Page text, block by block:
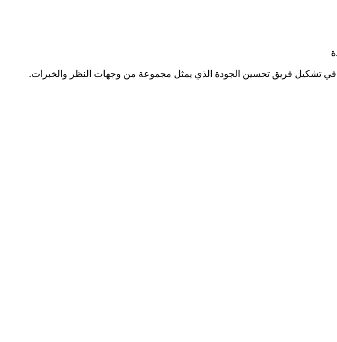
تشكيل فريق تحسين الجودة الذي يمثل مجموعة من وجهات النظر والخبرات.